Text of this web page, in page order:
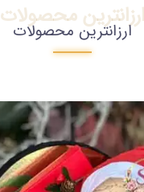
ارزانترین محصولات
ارزانترین محصولات